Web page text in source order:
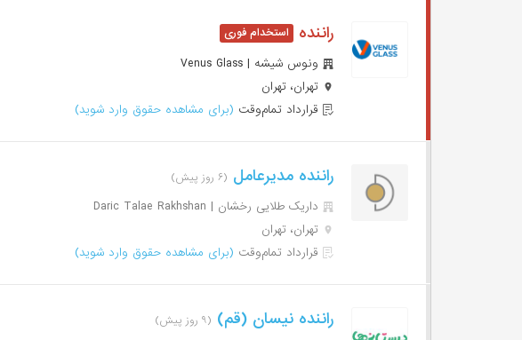
راننده
ونوس شیشه | Venus Glass
تهران، تهران
قرارداد تمام‌وقت (برای مشاهده حقوق وارد شوید)
راننده مدیرعامل (۶ روز پیش)
داریک طلایی رخشان | Daric Talae Rakhshan
تهران، تهران
قرارداد تمام‌وقت (برای مشاهده حقوق وارد شوید)
راننده نیسان (قم) (۹ روز پیش)